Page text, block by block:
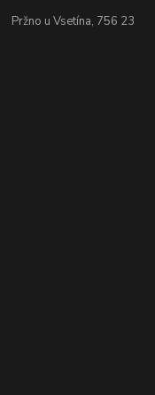
Pržno u Vsetína, 756 23